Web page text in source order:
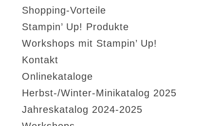
Shopping-Vorteile
Stampin’ Up! Produkte
Workshops mit Stampin’ Up!
Kontakt
Onlinekataloge
Herbst-/Winter-Minikatalog 2025
Jahreskatalog 2024-2025